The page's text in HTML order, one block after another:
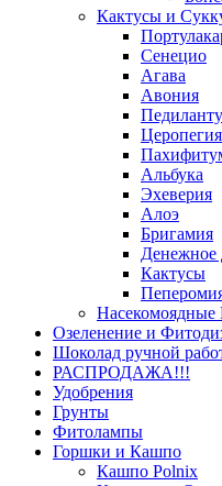
Кактусы и
Сенецио
Агава
Авония
Церопегия
Альбука
Эхеверия
Алоэ
Бригамия
Денежное
Кактусы
Насекомоядные
Озеленение и
Шоколад ручной
РАСПРОДАЖА!!!
Удобрения
Грунты
Фитолампы
Горшки и Кашпо
Кашпо Polnix